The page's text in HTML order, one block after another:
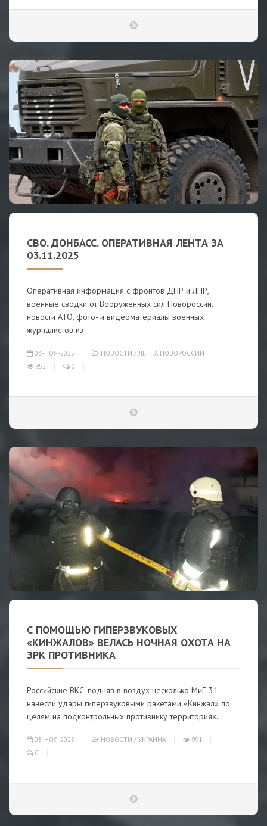
СВО. ДОНБАСС. ОПЕРАТИВНАЯ ЛЕНТА ЗА
03.11.2025
Оперативная информация с фронтов ДНР и ЛНР,
военные сводки от Вооруженных сил Новороссии,
новости АТО, фото- и видеоматериалы военных
журналистов из
03-НОЯ-2025 НОВОСТИ / ЛЕНТА НОВОРОССИИ
952
0
С ПОМОЩЬЮ ГИПЕРЗВУКОВЫХ
«КИНЖАЛОВ» ВЕЛАСЬ НОЧНАЯ ОХОТА НА
ЗРК ПРОТИВНИКА
Российские ВКС, подняв в воздух несколько МиГ-31,
нанесли удары гиперзвуковыми ракетами «Кинжал» по
целям на подконтрольных противнику территориях.
03-НОЯ-2025 НОВОСТИ / УКРАИНА
991
0